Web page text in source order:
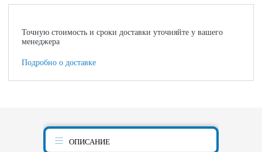
Точную стоимость и сроки доставки уточняйте у вашего
менеджера
Подробно о доставке
ОПИСАНИЕ